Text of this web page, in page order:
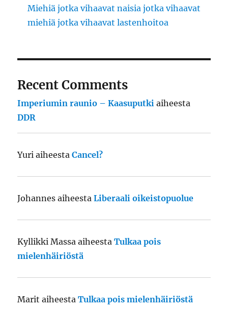
Miehiä jotka vihaavat naisia jotka vihaavat
miehiä jotka vihaavat lastenhoitoa
Recent Comments
Imperiumin raunio – Kaasuputki aiheesta
DDR
Yuri aiheestaCancel?
Johannes aiheestaLiberaali oikeistopuolue
Kyllikki Massa aiheestaTulkaa pois
mielenhäiriöstä
Marit aiheestaTulkaa pois mielenhäiriöstä